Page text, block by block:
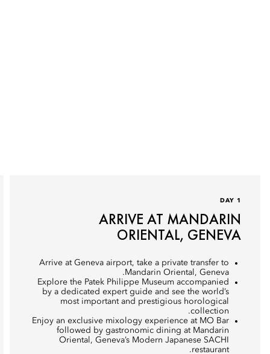
DAY 1
ARRIVE AT MANDARIN
ORIENTAL, GENEVA
Arrive at Geneva airport, take a private transfer to
Mandarin Oriental, Geneva.
Explore the Patek Philippe Museum accompanied
by a dedicated expert guide and see the world’s
most important and prestigious horological
collection.
Enjoy an exclusive mixology experience at MO Bar
followed by gastronomic dining at Mandarin
Oriental, Geneva’s Modern Japanese SACHI
restaurant.